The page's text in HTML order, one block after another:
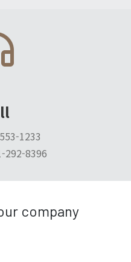
1233
292-8396
company